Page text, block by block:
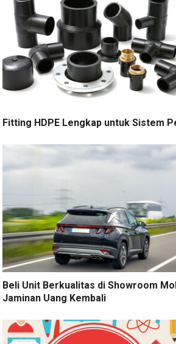
Fitting HDPE Lengkap untuk Sistem
Beli Unit Berkualitas di Showroom
Jaminan Uang Kembali